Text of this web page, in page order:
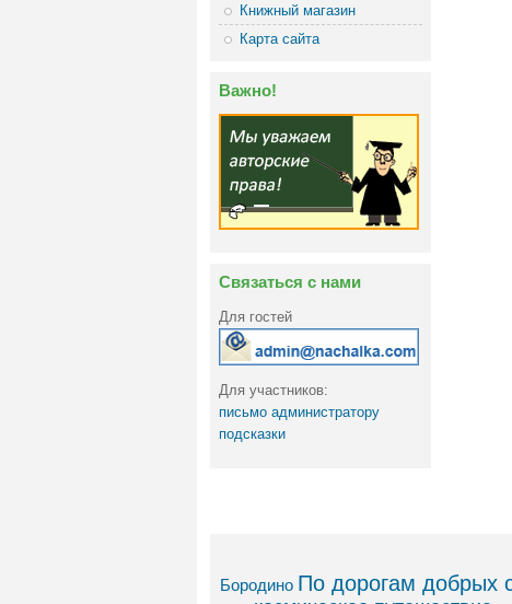
Книжный магазин
Карта сайта
Важно!
Связаться с нами
Для гостей
Для участников:
письмо администратору
подсказки
Бородино По дорогам добрых